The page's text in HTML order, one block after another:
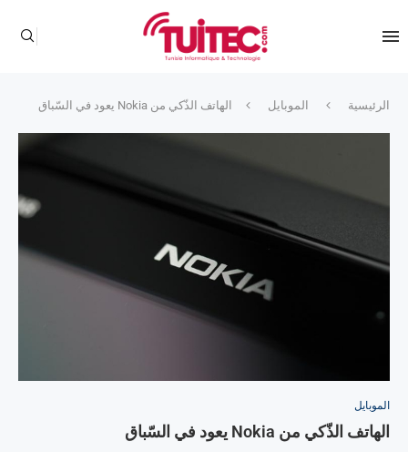
الرئيسية الموبايل الهاتف الذّكي من Nokia يعود في السّباق
الموبايل
الهاتف الذّكي من Nokia يعود في السّباق